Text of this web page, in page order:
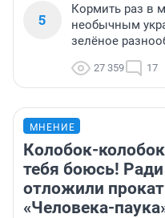
5
Кормить раз в
необычным
зелёное
27 359 17
МНЕНИЕ
Колобок-
тебя боюсь! Ради
отложили прокат
«Человека-